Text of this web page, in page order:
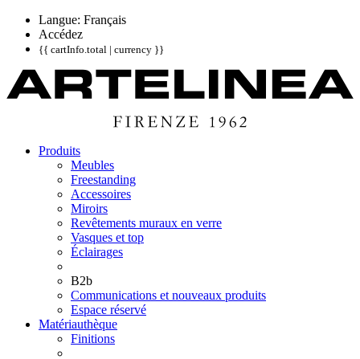
Langue: Français
Accédez
{{ cartInfo.total | currency }}
Produits
Meubles
Freestanding
Accessoires
Miroirs
Revêtements muraux en verre
Vasques et top
Éclairages
B2b
Communications et nouveaux produits
Espace réservé
Matériauthèque
Finitions